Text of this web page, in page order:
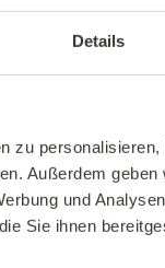
Details
zu
Außerdem
und
Sie ihnen